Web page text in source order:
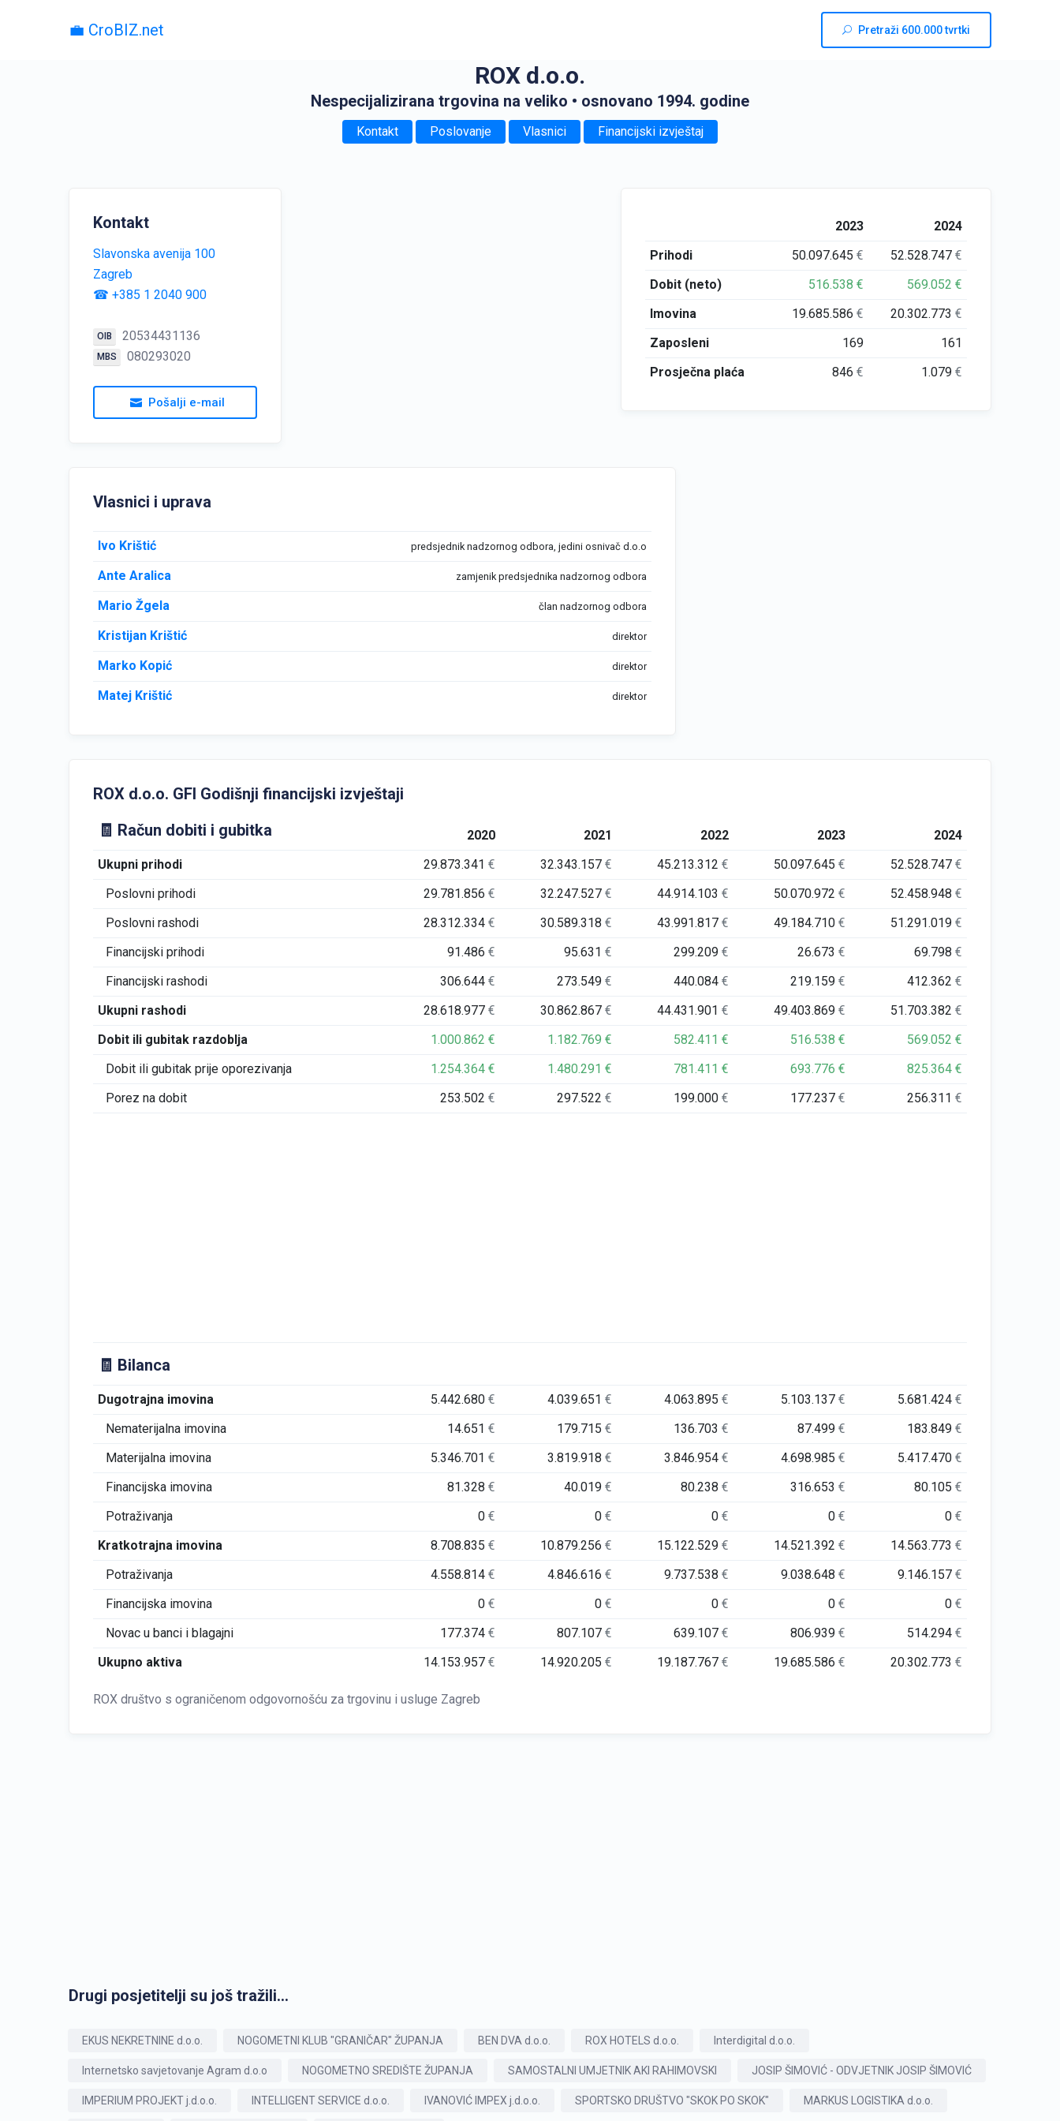
💼 CroBIZ.net Pretraži 600.000 tvrtki
ROX d.o.o.
Nespecijalizirana trgovina na veliko • osnovano 1994. godine
Kontakt Poslovanje Vlasnici Financijski izvještaj
Kontakt
Slavonska avenija 100
Zagreb
☎ +385 1 2040 900
OIB 20534431136
MBS 080293020
Pošalji e-mail
2023
2024
Prihodi
50.097.645€ 52.528.747€
Dobit (neto)
516.538€ 569.052€
Imovina
19.685.586€ 20.302.773€
Zaposleni
169
161
Prosječna plaća
846€ 1.079€
Vlasnici i uprava
Ivo Krištić predsjednik nadzornog odbora, jedini osnivač d.o.o
Ante Aralica zamjenik predsjednika nadzornog odbora
Mario Žgela član nadzornog odbora
Kristijan Krištić direktor
Marko Kopić direktor
Matej Krištić direktor
ROX d.o.o. GFI Godišnji financijski izvještaji
🧾 Račun dobiti i gubitka
2020 2021 2022 2023
2024
Ukupni prihodi
29.873.341€ 32.343.157€ 45.213.312€ 50.097.645€ 52.528.747€
Poslovni prihodi
29.781.856€ 32.247.527€ 44.914.103€ 50.070.972€ 52.458.948€
Poslovni rashodi
28.312.334€ 30.589.318€ 43.991.817€ 49.184.710€ 51.291.019€
Financijski prihodi
91.486€ 95.631€ 299.209€ 26.673€ 69.798€
Financijski rashodi
306.644€ 273.549€ 440.084€ 219.159€ 412.362€
Ukupni rashodi
28.618.977€ 30.862.867€ 44.431.901€ 49.403.869€ 51.703.382€
Dobit ili gubitak razdoblja
1.000.862€ 1.182.769€ 582.411€ 516.538€ 569.052€
Dobit ili gubitak prije oporezivanja
1.254.364€ 1.480.291€ 781.411€ 693.776€ 825.364€
Porez na dobit
253.502€ 297.522€ 199.000€ 177.237€ 256.311€
🧾 Bilanca
Dugotrajna imovina 5.442.680€ 4.039.651€ 4.063.895€ 5.103.137€ 5.681.424€
Nematerijalna imovina
14.651€ 179.715€ 136.703€ 87.499€ 183.849€
Materijalna imovina
5.346.701€ 3.819.918€ 3.846.954€ 4.698.985€ 5.417.470€
Financijska imovina
81.328€ 40.019€ 80.238€ 316.653€ 80.105€
Potraživanja
0€ 0€ 0€ 0€ 0€
Kratkotrajna imovina
8.708.835€ 10.879.256€ 15.122.529€ 14.521.392€ 14.563.773€
Potraživanja
4.558.814€ 4.846.616€ 9.737.538€ 9.038.648€ 9.146.157€
Financijska imovina
0€ 0€ 0€ 0€ 0€
Novac u banci i blagajni
177.374€ 807.107€ 639.107€ 806.939€ 514.294€
Ukupno aktiva
14.153.957€ 14.920.205€ 19.187.767€ 19.685.586€ 20.302.773€
ROX društvo s ograničenom odgovornošću za trgovinu i usluge Zagreb
Drugi posjetitelji su još tražili...
EKUS NEKRETNINE d.o.o. NOGOMETNI KLUB "GRANIČAR" ŽUPANJA BEN DVA d.o.o. ROX HOTELS d.o.o. Interdigital d.o.o.
Internetsko savjetovanje Agram d.o.o NOGOMETNO SREDIŠTE ŽUPANJA SAMOSTALNI UMJETNIK AKI RAHIMOVSKI JOSIP ŠIMOVIĆ - ODVJETNIK JOSIP ŠIMOVIĆ
IMPERIUM PROJEKT j.d.o.o. INTELLIGENT SERVICE d.o.o. IVANOVIĆ IMPEX j.d.o.o. SPORTSKO DRUŠTVO "SKOK PO SKOK" MARKUS LOGISTIKA d.o.o.